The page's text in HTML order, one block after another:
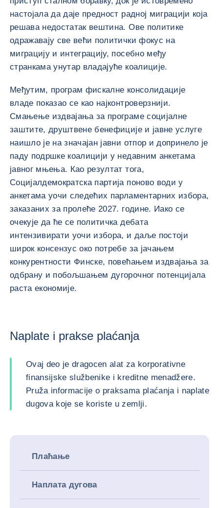
настојала да даје предност радној миграцији која
решава недостатак вештина. Ове политике
одражавају све већи политички фокус на
миграцију и интеграцију, посебно међу
странкама унутар владајуће коалиције.
Међутим, програм фискалне консолидације
владе показао се као најконтроверзнији.
Смањење издвајања за програме социјалне
заштите, друштвене бенефиције и јавне услуге
наишло је на значајан јавни отпор и допринело је
паду подршке коалицији у недавним анкетама
јавног мњења. Као резултат тога,
Социјалдемократска партија поново води у
анкетама уочи следећих парламентарних избора,
заказаних за пролеће 2027. године. Иако се
очекује да ће се политичка дебата
интензивирати уочи избора, и даље постоји
широк консензус око потребе за јачањем
конкурентности Финске, повећањем издвајања за
одбрану и побољшањем дугорочног потенцијала
раста економије.
Naplate i prakse plaćanja
Ovaj deo je dragocen alat za korporativne
finansijske službenike i kreditne menadžere.
Pruža informacije o praksama plaćanja i naplate
dugova koje se koriste u zemlji.
Плаћање
Наплата дугова